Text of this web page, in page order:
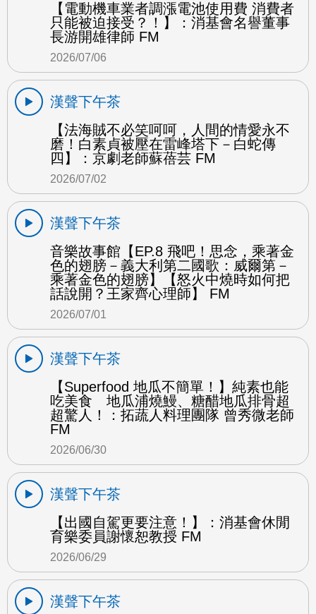
【電動機車業者調漲電池使用費 消費者
只能被迫接受？！】：消基會名譽董事
長游開雄律師 FM
2026/07/06
漢聲下午茶
【法海賊不必笑呵呵，人間的情愛永不
磨！白素貞被壓在雷峰塔下－白蛇傳
四】：京劇老師蘇蓓芸 FM
2026/07/02
漢聲下午茶
音樂故事館【EP.8 飛吧！思念，乘著金
色的翅膀－義大利第二國歌：威爾第－
乘著金色的翅膀】【怒火中燒時如何把
話說開？王家齊心理師】 FM
2026/07/01
漢聲下午茶
【Superfood 地瓜不簡單！】純素也能
吃美食 地瓜浦燒鰻、糖醋地瓜排骨超
超驚人！：拓蔬人料理團隊 曾秀微老師
FM
2026/06/30
漢聲下午茶
【出國自駕更要注意！】：消基會休閒
育樂委員謝懷恕教授 FM
2026/06/29
漢聲下午茶